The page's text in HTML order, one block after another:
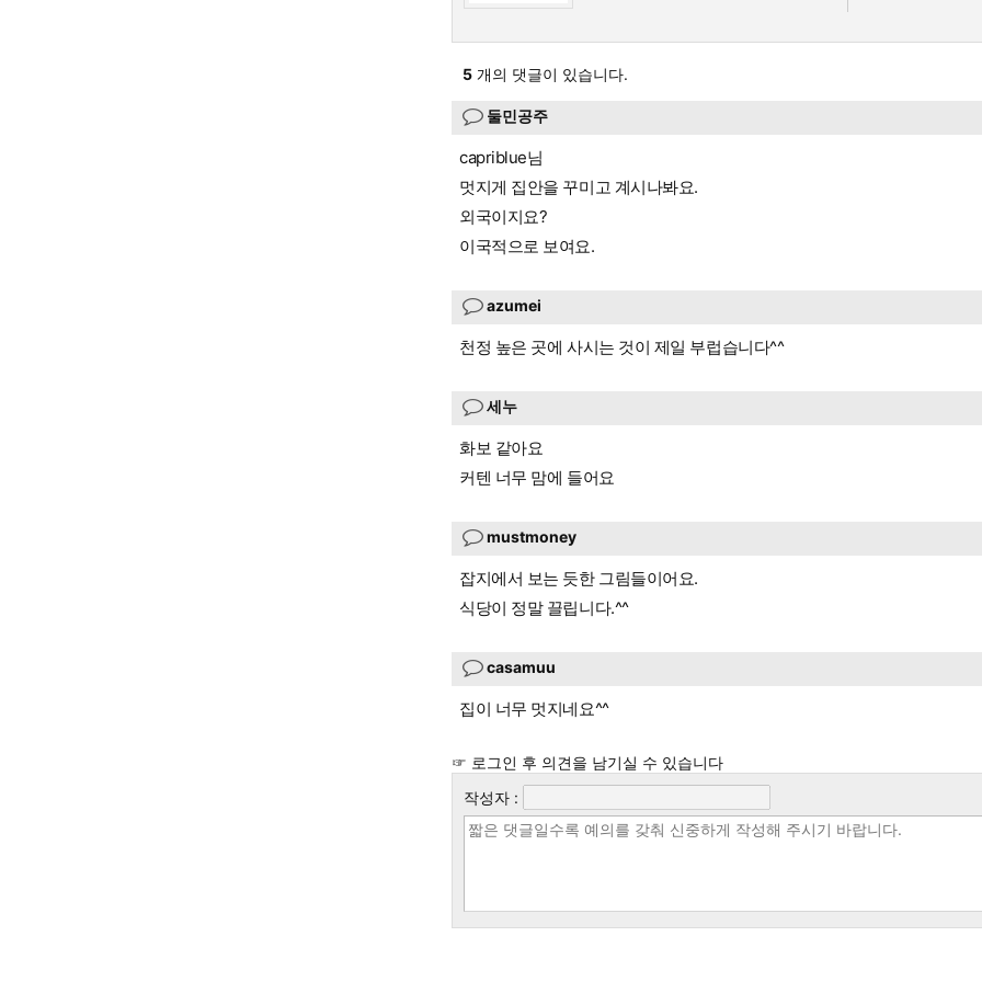
5 개의 댓글이 있습니다.
둘민공주
capriblue님
멋지게 집안을 꾸미고 계시나봐요.
외국이지요?
이국적으로 보여요.
azumei
천정 높은 곳에 사시는 것이 제일 부럽습니다^^
세누
화보 같아요
커텐 너무 맘에 들어요
mustmoney
잡지에서 보는 듯한 그림들이어요.
식당이 정말 끌립니다.^^
casamuu
집이 너무 멋지네요^^
☞ 로그인 후 의견을 남기실 수 있습니다
작성자 :